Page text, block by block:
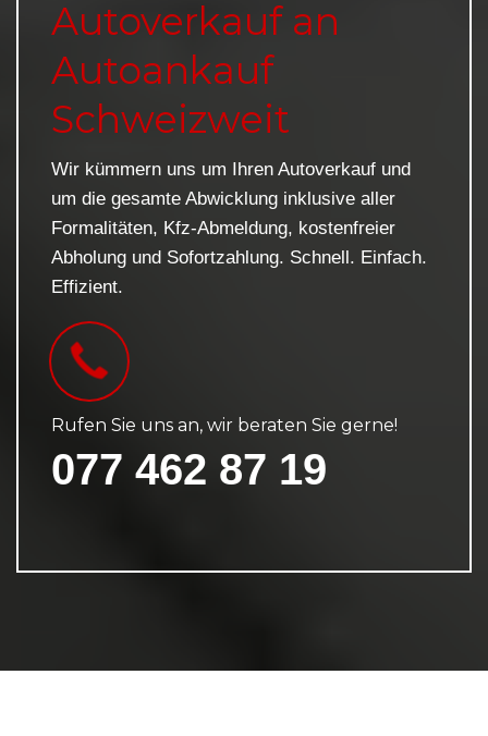
Autoverkauf an
Autoankauf
Schweizweit
Wir kümmern uns um Ihren Autoverkauf und
um die gesamte Abwicklung inklusive aller
Formalitäten, Kfz-Abmeldung, kostenfreier
Abholung und Sofortzahlung. Schnell. Einfach.
Effizient.
Rufen Sie uns an, wir beraten Sie gerne!
077 462 87 19